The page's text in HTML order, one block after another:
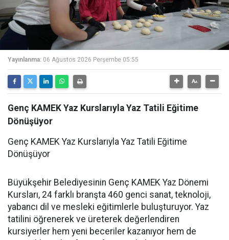
Yayınlanma: 06 Ağustos 2026 Perşembe 05:55
Genç KAMEK Yaz Kurslarıyla Yaz Tatili Eğitime
Dönüşüyor
Genç KAMEK Yaz Kurslarıyla Yaz Tatili Eğitime
Dönüşüyor
Büyükşehir Belediyesinin Genç KAMEK Yaz Dönemi
Kursları, 24 farklı branşta 460 genci sanat, teknoloji,
yabancı dil ve mesleki eğitimlerle buluşturuyor. Yaz
tatilini öğrenerek ve üreterek değerlendiren
kursiyerler hem yeni beceriler kazanıyor hem de